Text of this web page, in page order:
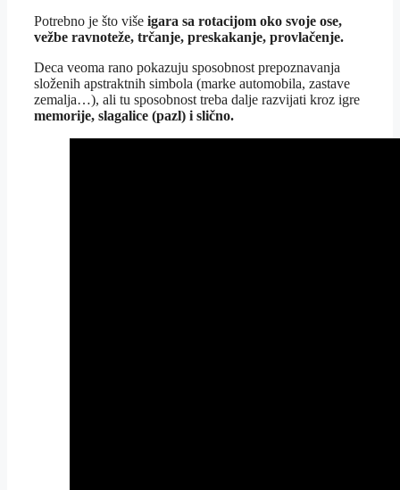
Potrebno je što više igara sa rotacijom oko svoje ose,
vežbe ravnoteže, trčanje, preskakanje, provlačenje.
Deca veoma rano pokazuju sposobnost prepoznavanja
složenih apstraktnih simbola (marke automobila, zastave
zemalja…), ali tu sposobnost treba dalje razvijati kroz igre
memorije, slagalice (pazl) i slično.